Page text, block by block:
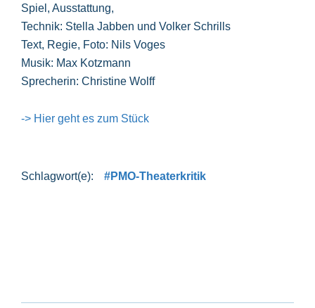
Spiel, Ausstattung,
Technik: Stella Jabben und Volker Schrills
Text, Regie, Foto: Nils Voges
Musik: Max Kotzmann
Sprecherin: Christine Wolff
-> Hier geht es zum Stück
#PMO-Theaterkritik